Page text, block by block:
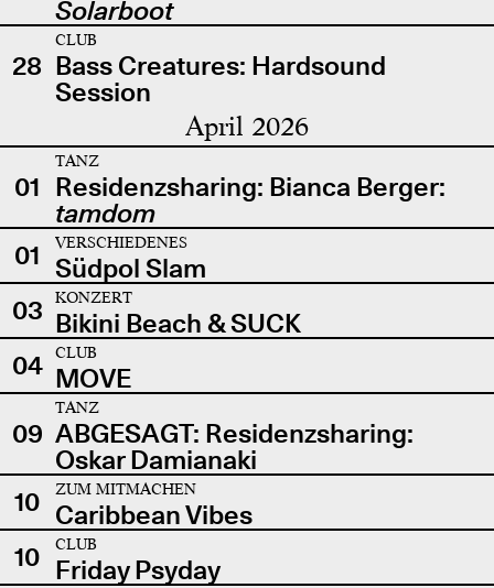
Solarboot
28
CLUB
Bass Creatures: Hardsound
Session
April 2026
01
TANZ
Residenzsharing: Bianca Berger:
tamdom
01
VERSCHIEDENES
Südpol Slam
03
KONZERT
Bikini Beach & SUCK
04
CLUB
MOVE
09
TANZ
ABGESAGT: Residenzsharing:
Oskar Damianaki
10
ZUM MITMACHEN
Caribbean Vibes
10
CLUB
Friday Psyday